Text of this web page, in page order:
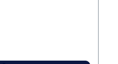
für ein umfassendes